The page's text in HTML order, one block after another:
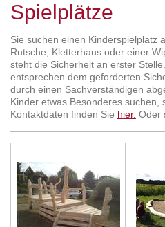
Spielplätze
Sie suchen einen Kinderspielplatz
Rutsche, Kletterhaus oder einer
steht die Sicherheit an erster
entsprechen dem geforderten
durch einen Sachverständigen
Kinder etwas Besonderes suchen,
Kontaktdaten finden Sie hier. Oder